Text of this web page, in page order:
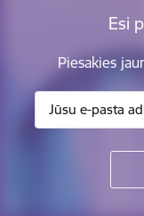
Esi
Piesakies